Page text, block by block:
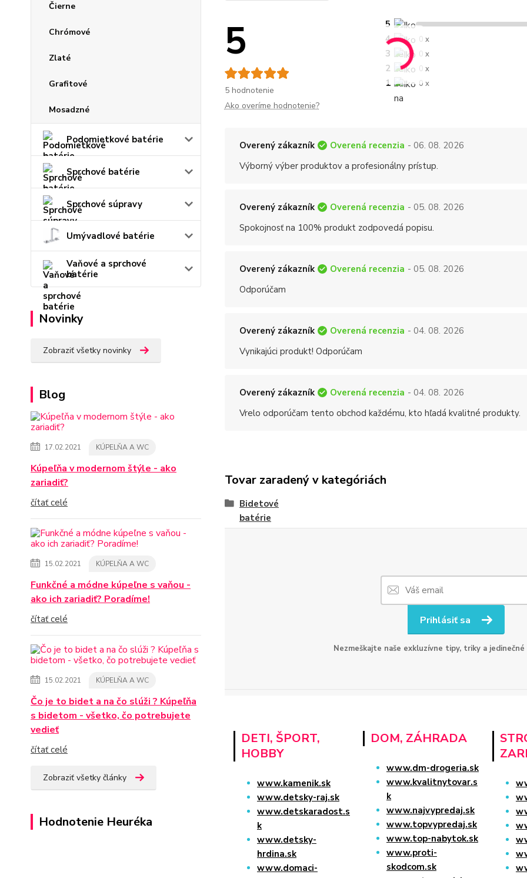
Čierne
Chrómové
Zlaté
Grafitové
Mosadzné
Podomietkové batérie
Sprchové batérie
Sprchové súpravy
Umývadlové batérie
Vaňové a sprchové
batérie
Novinky
Zobraziť všetky novinky
Blog
17.02.2021 KÚPELŇA A WC
Kúpeľňa v modernom štýle - ako
zariadiť?
čítať celé
15.02.2021 KÚPELŇA A WC
Funkčné a módne kúpeľne s vaňou -
ako ich zariadiť? Poradíme!
čítať celé
15.02.2021 KÚPELŇA A WC
Čo je to bidet a na čo slúži ? Kúpeľňa
s bidetom - všetko, čo potrebujete
vedieť
čítať celé
Zobraziť všetky články
Hodnotenie Heuréka
5
5 hodnotenie
5
4
0 x
3 0 x
2 0 x
1 0 x
Ako overíme hodnotenie?
Overený zákazník Overená recenzia - 06. 08. 2026
Výborný výber produktov a profesionálny prístup.
Overený zákazník Overená recenzia - 05. 08. 2026
Spokojnosť na 100% produkt zodpovedá popisu.
Overený zákazník Overená recenzia - 05. 08. 2026
Odporúčam
Overený zákazník Overená recenzia - 04. 08. 2026
Vynikajúci produkt! Odporúčam
Overený zákazník Overená recenzia - 04. 08. 2026
Vrelo odporúčam tento obchod každému, kto hľadá kvalitné produkty.
Tovar zaradený v kategóriách
Bidetové
batérie
Prihlásiť sa
Nezmeškajte naše exkluzívne tipy, triky a
DETI, ŠPORT,
HOBBY
www.kamenik.sk
www.detsky-raj.sk
www.detskaradost.s
k
www.detsky-
hrdina.sk
www.domaci-
DOM, ZÁHRADA
www.dm-drogeria.sk
www.kvalitnytovar.s
k
www.najvypredaj.sk
www.topvypredaj.sk
www.top-nabytok.sk
www.proti-
skodcom.sk